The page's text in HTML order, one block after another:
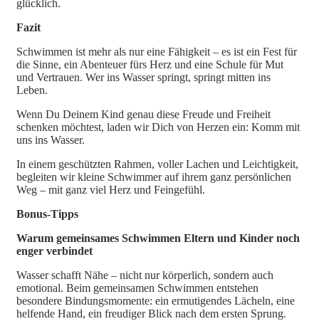
glücklich.
Fazit
Schwimmen ist mehr als nur eine Fähigkeit – es ist ein Fest für
die Sinne, ein Abenteuer fürs Herz und eine Schule für Mut
und Vertrauen. Wer ins Wasser springt, springt mitten ins
Leben.
Wenn Du Deinem Kind genau diese Freude und Freiheit
schenken möchtest, laden wir Dich von Herzen ein: Komm mit
uns ins Wasser.
In einem geschützten Rahmen, voller Lachen und Leichtigkeit,
begleiten wir kleine Schwimmer auf ihrem ganz persönlichen
Weg – mit ganz viel Herz und Feingefühl.
Bonus-Tipps
Warum gemeinsames Schwimmen Eltern und Kinder noch
enger verbindet
Wasser schafft Nähe – nicht nur körperlich, sondern auch
emotional. Beim gemeinsamen Schwimmen entstehen
besondere Bindungsmomente: ein ermutigendes Lächeln, eine
helfende Hand, ein freudiger Blick nach dem ersten Sprung.